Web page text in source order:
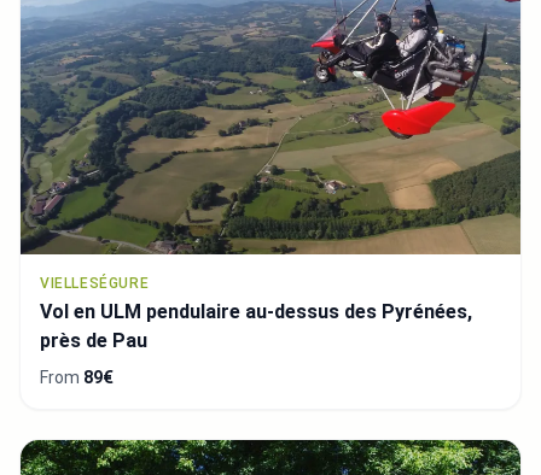
VIELLESÉGURE
Vol en ULM pendulaire au-dessus des Pyrénées,
près de Pau
From 89€